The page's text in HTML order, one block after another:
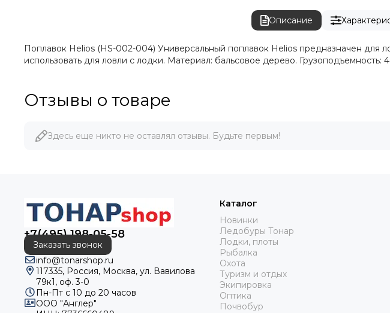
Описание
Поплавок Helios (HS-002-004) Универсальный поплавок Helios предназначен
использовать для ловли с лодки. Материал: бальсовое дерево. Грузоподъемность:
Отзывы о товаре
Здесь еще никто не оставлял отзывы. Будьте первым!
+7(495) 198-05-58
Заказать звонок
info@tonarshop.ru
117335, Россия, Москва, ул. Вавилова
79к1, оф. 3-0
Пн-Пт с 10 до 20 часов
ООО "Англер"
Каталог
Новинки
Ледобуры Тонар
Лодки, плоты
Рыбалка
Охота
Туризм и отдых
Экипировка
Оптика
Почвобур